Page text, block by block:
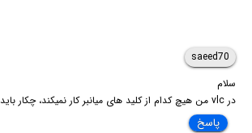
saeed70
سلام
در vlc من هیچ کدام از کلید های میانبر کار نمیکند، چکار باید بکنم؟
پاسخ